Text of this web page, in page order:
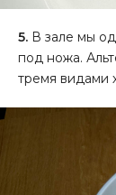
5. В зале мы
под ножа.
тремя видами